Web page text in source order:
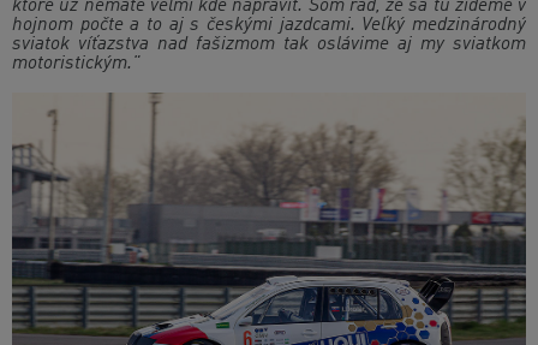
ktoré už nemáte veľmi kde napraviť. Som rád, že sa tu zídeme v
hojnom počte a to aj s českými jazdcami. Veľký medzinárodný
sviatok víťazstva nad fašizmom tak oslávime aj my sviatkom
motoristickým."